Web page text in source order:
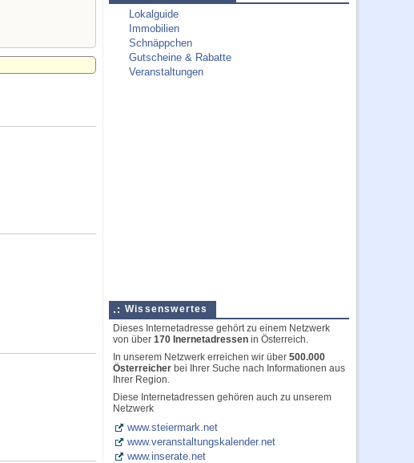
Lokalguide
Immobilien
Schnäppchen
Gutscheine & Rabatte
Veranstaltungen
Wissenswertes
Dieses Internetadresse gehört zu einem Netzwerk
von über 170 Inernetadressen in Österreich.
In unserem Netzwerk erreichen wir über 500.000
Österreicher bei Ihrer Suche nach Informationen aus
Ihrer Region.
Diese Internetadressen gehören auch zu unserem
Netzwerk
www.steiermark.net
www.veranstaltungskalender.net
www.inserate.net